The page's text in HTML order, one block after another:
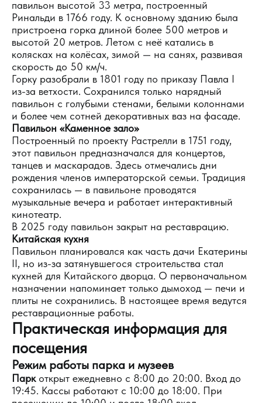
павильон высотой 33 метра, построенный
Ринальди в 1766 году. К основному зданию была
пристроена горка длиной более 500 метров и
высотой 20 метров. Летом с неё катались в
колясках на колёсах, зимой — на санях, развивая
скорость до 50 км/ч.
Горку разобрали в 1801 году по приказу Павла I
из-за ветхости. Сохранился только нарядный
павильон с голубыми стенами, белыми колоннами
и более чем сотней декоративных ваз на фасаде.
Павильон «Каменное зало»
Построенный по проекту Растрелли в 1751 году,
этот павильон предназначался для концертов,
танцев и маскарадов. Здесь отмечались дни
рождения членов императорской семьи. Традиция
сохранилась — в павильоне проводятся
музыкальные вечера и работает интерактивный
кинотеатр.
В 2025 году павильон закрыт на реставрацию.
Китайская кухня
Павильон планировался как часть дачи Екатерины
II, но из-за затянувшегося строительства стал
кухней для Китайского дворца. О первоначальном
назначении напоминает только дымоход — печи и
плиты не сохранились. В настоящее время ведутся
реставрационные работы.
Практическая информация для
посещения
Режим работы парка и музеев
Паркоткрыт ежедневно с 8:00 до 20:00. Вход до
19:45. Кассы работают с 10:00 до 18:00. При